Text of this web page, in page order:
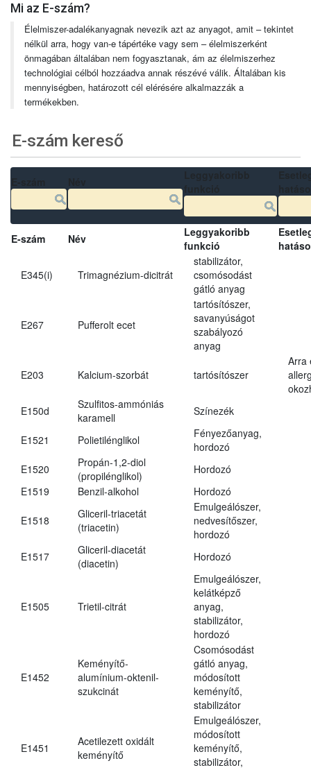
Mi az E-szám?
Élelmiszer-adalékanyagnak nevezik azt az anyagot, amit – tekintet
nélkül arra, hogy van-e tápértéke vagy sem – élelmiszerként
önmagában általában nem fogyasztanak, ám az élelmiszerhez
technológiai célból hozzáadva annak részévé válik. Általában kis
mennyiségben, határozott cél elérésére alkalmazzák a
termékekben.
E-szám kereső
E-szám Név
Leggyakoribb
funkció
E345(i) Trimagnézium-dicitrát
stabilizátor,
csomósodást
gátló anyag
E267 Pufferolt ecet
tartósítószer,
savanyúságot
szabályozó
anyag
E203 Kalcium-szorbát tartósítószer
Arra
E150d
Szulfitos-ammóniás
karamell
Színezék
E1521 Polietilénglikol
Fényezőanyag,
hordozó
E1520
Propán-1,2-diol
(propilénglikol)
Hordozó
E1519
Benzil-alkohol Hordozó
E1518
Gliceril-triacetát
(triacetin)
Emulgeálószer,
nedvesítőszer,
hordozó
E1517
Gliceril-diacetát
(diacetin)
Hordozó
E1505 Trietil-citrát
Emulgeálószer,
kelátképző
anyag,
stabilizátor,
hordozó
E1452
Keményítő-
alumínium-oktenil-
szukcinát
Csomósodást
gátló anyag,
módosított
keményítő,
stabilizátor
E1451
Acetilezett oxidált
keményítő
Emulgeálószer,
módosított
keményítő,
stabilizátor,